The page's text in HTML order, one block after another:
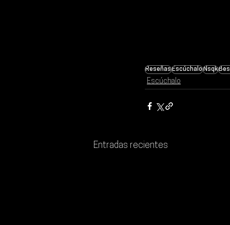
ReseñasEscúchaloNsqk
Escúchalo
Entradas recientes